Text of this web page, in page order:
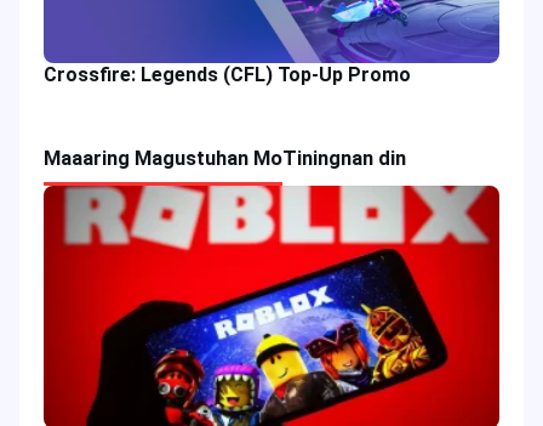
Crossfire: Legends (CFL) Top-Up Promo
Maaaring Magustuhan MoTiningnan din